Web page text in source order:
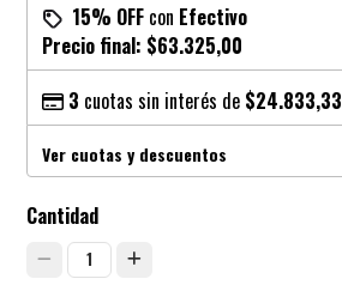
15% OFF con Efectivo
Precio final: $63.325,00
3 cuotas sin interés de $24.833,33
Ver cuotas y descuentos
Cantidad
1